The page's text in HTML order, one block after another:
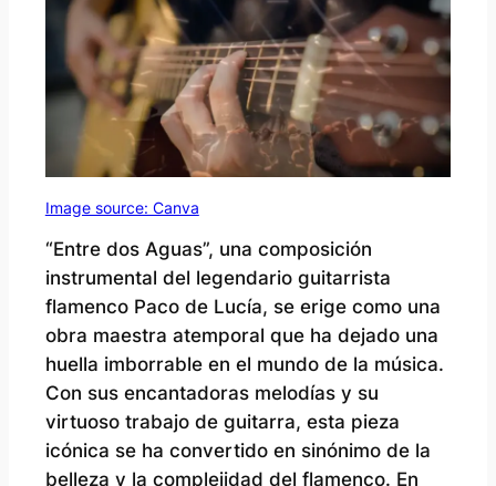
Image source: Canva
“Entre dos Aguas”, una composición
instrumental del legendario guitarrista
flamenco Paco de Lucía, se erige como una
obra maestra atemporal que ha dejado una
huella imborrable en el mundo de la música.
Con sus encantadoras melodías y su
virtuoso trabajo de guitarra, esta pieza
icónica se ha convertido en sinónimo de la
belleza y la complejidad del flamenco. En